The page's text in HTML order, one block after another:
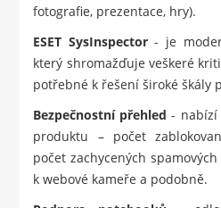
fotografie, prezentace, hry).
ESET SysInspector- je
který shromažďuje veškeré
potřebné k řešení široké škály
Bezpečnostní přehled - nabízí
produktu – počet
počet zachycených
k webové kameře a podobně.